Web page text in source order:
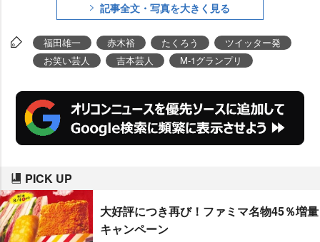
記事全文・写真を大きく見る
福田雄一 赤木裕 たくろう
ツイッター発
お笑い芸人
吉本芸人 M-1グランプリ
PICK UP
大好評につき再び！ファミマ名物45％増量
キャンペーン